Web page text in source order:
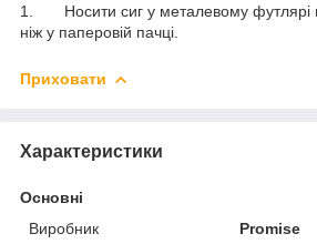
1. Носити сиг у металевому футлярі
ніж у паперовій пачці.
Приховати
Характеристики
Основні
Виробник
Promise